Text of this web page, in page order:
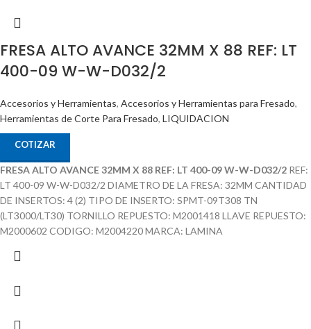
FRESA ALTO AVANCE 32MM X 88 REF: LT
400-09 W-W-D032/2
Accesorios y Herramientas, Accesorios y Herramientas para Fresado,
Herramientas de Corte Para Fresado, LIQUIDACION
COTIZAR
FRESA ALTO AVANCE 32MM X 88 REF: LT 400-09 W-W-D032/2 REF:
LT 400-09 W-W-D032/2 DIAMETRO DE LA FRESA: 32MM CANTIDAD
DE INSERTOS: 4 (2) TIPO DE INSERTO: SPMT-09T308 TN
(LT3000/LT30) TORNILLO REPUESTO: M2001418 LLAVE REPUESTO:
M2000602 CODIGO: M2004220 MARCA: LAMINA